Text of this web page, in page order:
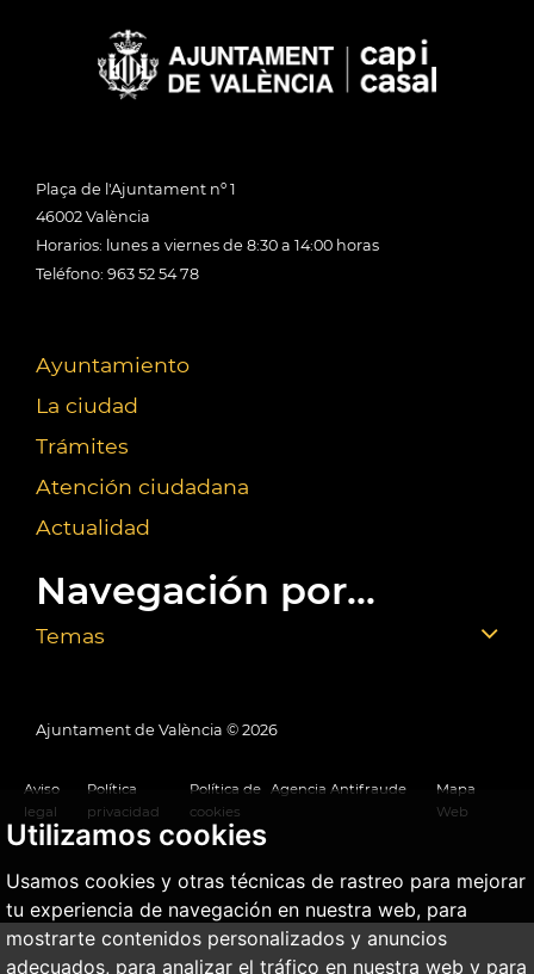
Utilizamos cookies
Usamos cookies y otras técnicas de rastreo para mejorar
tu experiencia de navegación en nuestra web, para
mostrarte contenidos personalizados y anuncios
adecuados, para analizar el tráfico en nuestra web y para
Plaça de l'Ajuntament nº 1
46002 València
Horarios: lunes a viernes de 8:30 a 14:00 horas
Teléfono: 963 52 54 78
Ayuntamiento
La ciudad
Trámites
Atención ciudadana
Actualidad
Navegación por...
Temas
Ajuntament de València © 2026
Aviso
legal
Política
privacidad
Política de
cookies
Agencia Antifraude
Mapa
Web